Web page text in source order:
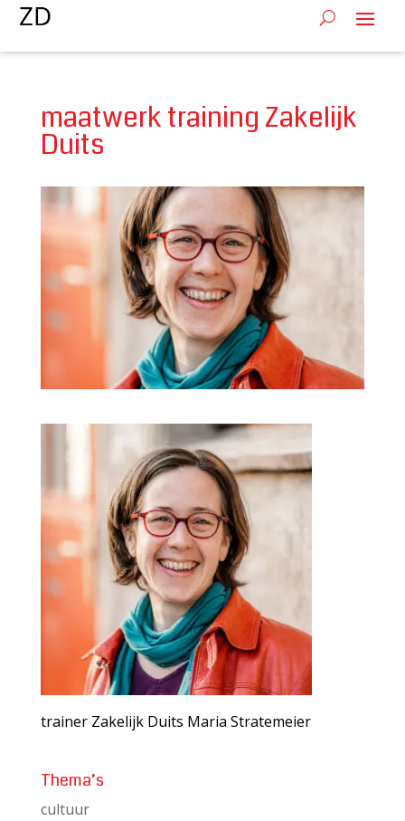
maatwerk training Zakelijk
Duits
trainer Zakelijk Duits Maria Stratemeier
Thema’s
cultuur